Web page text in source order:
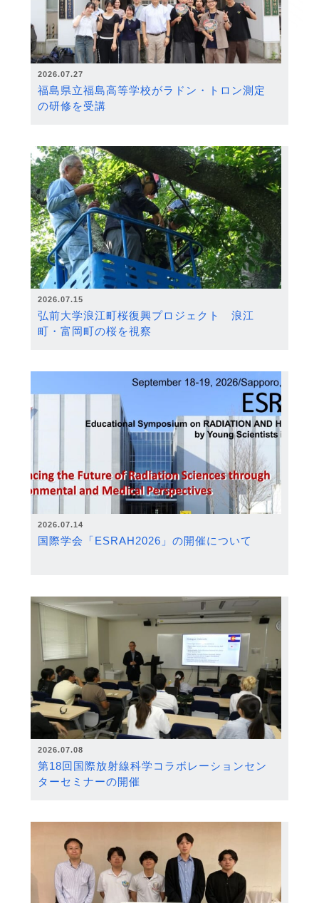
2026.07.27
福島県立福島高等学校がラドン・トロン測定
の研修を受講
2026.07.15
弘前大学浪江町桜復興プロジェクト 浪江
町・富岡町の桜を視察
2026.07.14
国際学会「ESRAH2026」の開催について
2026.07.08
第18回国際放射線科学コラボレーションセン
ターセミナーの開催